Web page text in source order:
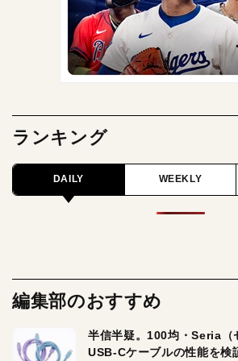
ランキング
DAILY WEEKLY
編集部のおすすめ
半信半疑。100均・Seria（
USB-Cケーブルの性能を検